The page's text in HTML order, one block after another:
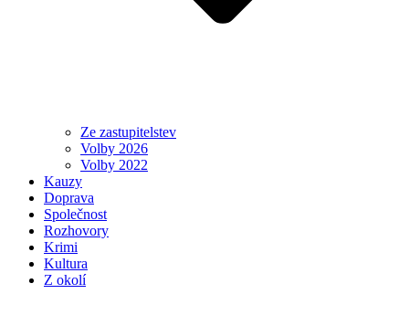
Ze zastupitelstev
Volby 2026
Volby 2022
Kauzy
Doprava
Společnost
Rozhovory
Krimi
Kultura
Z okolí